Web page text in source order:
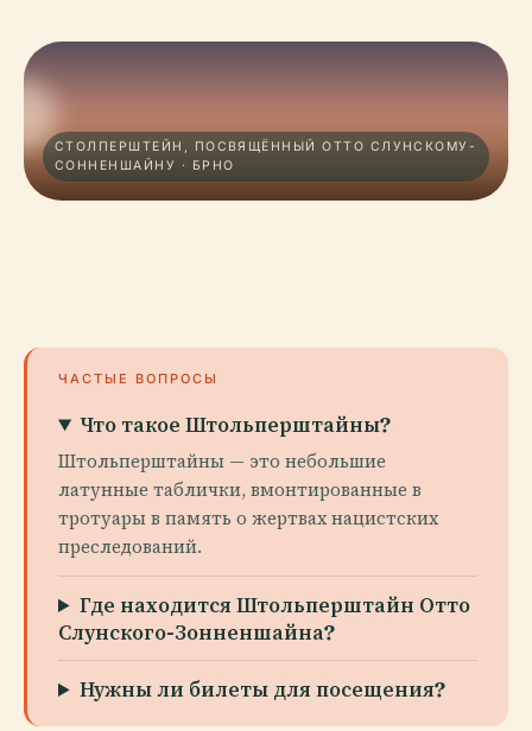
СТОЛПЕРШТЕЙН, ПОСВЯЩЁННЫЙ ОТТО СЛУНСКОМУ-
СОННЕНШАЙНУ · БРНО
ЧАСТЫЕ ВОПРОСЫ
Что такое Штольперштайны?
Штольперштайны — это небольшие
латунные таблички, вмонтированные в
тротуары в память о жертвах нацистских
преследований.
Где находится Штольперштайн Отто
Слунского-Зонненшайна?
Нужны ли билеты для посещения?